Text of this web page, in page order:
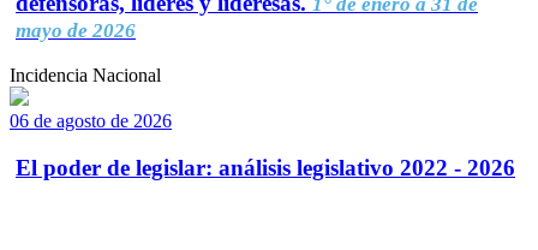
mayo de 2026
Incidencia Nacional
06 de agosto de 2026
El poder de legislar: análisis legislativo 2022 - 2026